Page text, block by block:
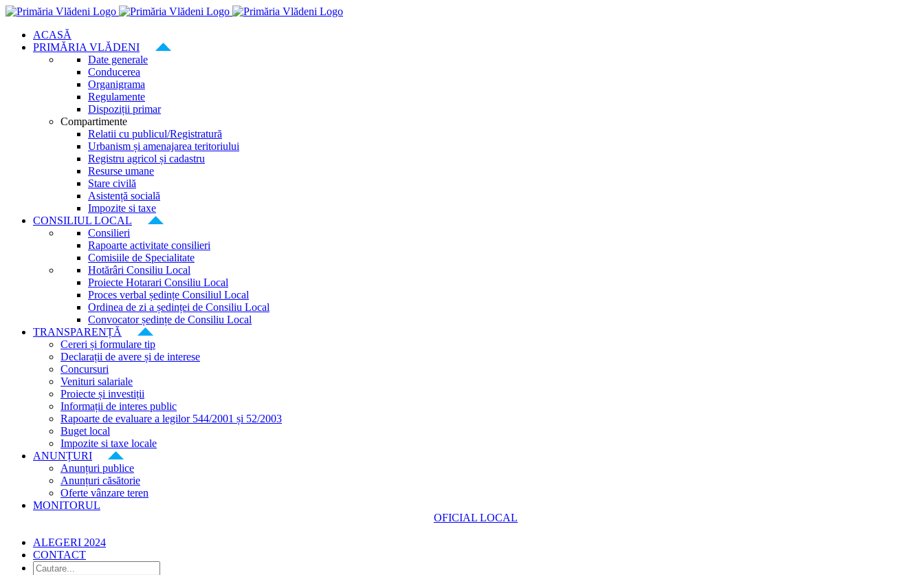
Skip
contentACASĂ
PRIMĂRIA VLĂDENI
Date generale
Conducerea
Organigrama
Regulamente
Dispoziții primar
Compartimente
Relatii cu publicul/Registratură
Urbanism și amenajarea teritoriului
Registru agricol și cadastru
Resurse umane
Stare civilă
Asistență socială
Impozite si taxe
CONSILIUL LOCAL
Consilieri
Rapoarte activitate consilieri
Comisiile de Specialitate
Hotărâri Consiliu Local
Proiecte Hotarari Consiliu Local
Proces verbal ședințe Consiliul Local
Ordinea de zi a ședinței de Consiliu Local
Convocator ședințe de Consiliu Local
TRANSPARENȚĂ
Cereri și formulare tip
Declarații de avere și de interese
Concursuri
Venituri salariale
Proiecte și investiții
Informații de interes public
Rapoarte de evaluare a legilor 544/2001 și 52/2003
Buget local
Impozite si taxe locale
ANUNȚURI
Anunțuri publice
Anunțuri căsătorie
Oferte vânzare teren
MONITORUL
OFICIAL LOCAL
ALEGERI 2024
CONTACT
Cautare...